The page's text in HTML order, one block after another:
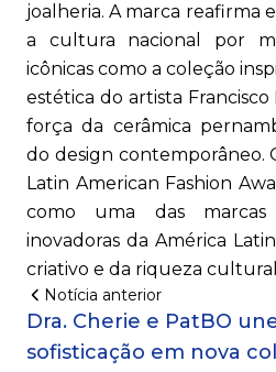
joalheria. A marca reafirma
a cultura nacional por
icônicas como a coleção
estética do artista
força da cerâmica
do design contemporâneo.
Latin American Fashion
como uma das
inovadoras da América
criativo e da riqueza
Notícia anterior
Dra. Cherie e PatBO
sofisticação em nova